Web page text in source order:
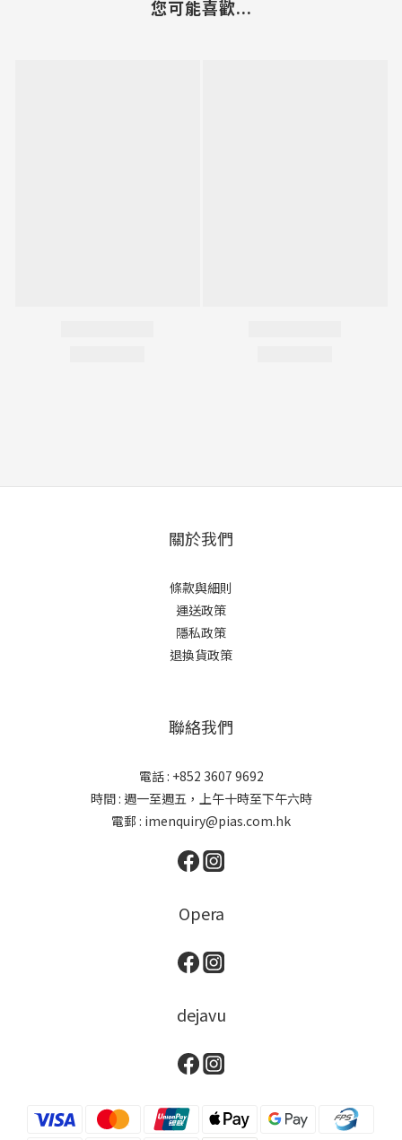
您可能喜歡...
關於我們
條款與細則
運送政策
隱私政策
退換貨政策
聯絡我們
電話 : +852 3607 9692
時間 : 週一至週五，上午十時至下午六時
電郵 : imenquiry@pias.com.hk
Opera
dejavu